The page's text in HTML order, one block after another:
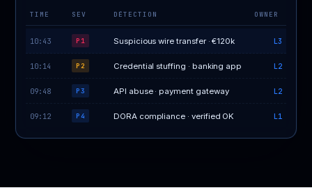
TIME SEV DÉTECTION OWNER
10:43 P1 Suspicious wire transfer · €120k L3
10:14 P2 Credential stuffing · banking app L2
09:48 P3 API abuse · payment gateway L2
09:12 P4 DORA compliance · verified OK L1